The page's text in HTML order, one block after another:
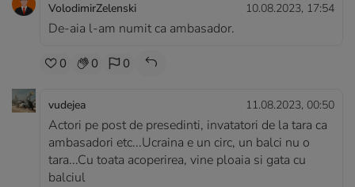
VolodimirZelenski 10.08.2023, 17:54
De-aia l-am numit ca ambasador.
0 0 0
vudejea 11.08.2023, 00:50
Actori pe post de presedinti, invatatori de la tara ca
ambasadori etc...Ucraina e un circ, un balci nu o
tara...Cu toata acoperirea, vine ploaia si gata cu
balciul